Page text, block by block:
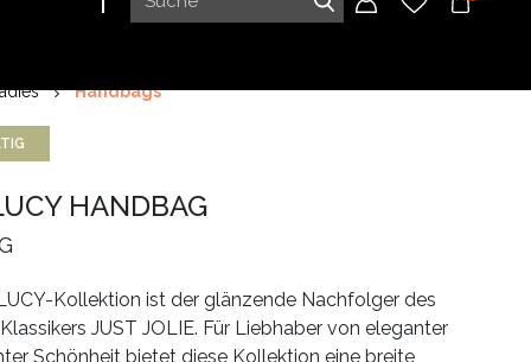
Handbags
HANDBAG
Kollektion ist der glänzende Nachfolger des
JUST JOLIE. Für Liebhaber von eleganter
Schönheit bietet diese Kollektion eine breite